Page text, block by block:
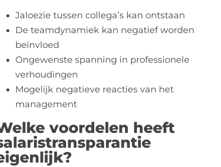
Jaloezie tussen collega’s kan ontstaan
De teamdynamiek kan negatief worden
beïnvloed
Ongewenste spanning in professionele
verhoudingen
Mogelijk negatieve reacties van het
management
voordelen heeft